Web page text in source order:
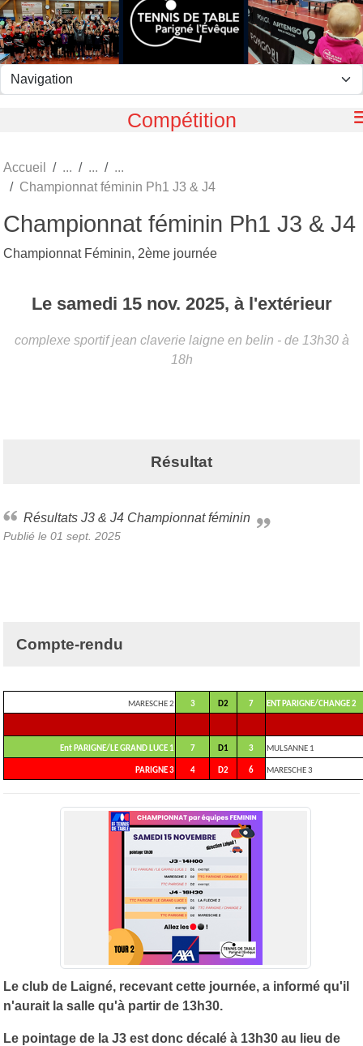
Compétition
Accueil
Championnat féminin Ph1 J3 & J4
Championnat féminin Ph1 J3 & J4
Championnat Féminin, 2ème journée
Le samedi 15 nov. 2025, à l'extérieur
complexe sportif jean claverie laigne en belin - de 13h30 à
18h
Résultat
Résultats J3 & J4 Championnat féminin
Publié le 01 sept. 2025
Compte-rendu
MARESCHE 2 3 D2 7 ENT PARIGNE/CHANGE 2
Ent PARIGNE/LE GRAND LUCE 1 7 D1 3 MULSANNE 1
PARIGNE 3 4 D2 6 MARESCHE 3
Le club de Laigné, recevant cette journée, a informé qu'il
n'aurait la salle qu'à partir de 13h30.
Le pointage de la J3 est donc décalé à 13h30 au lieu de
Panneau de gestion des cookies